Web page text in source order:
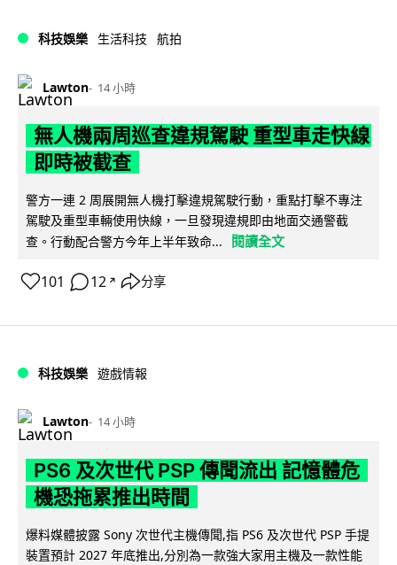
科技娛樂 生活科技 航拍
Lawton 14 小時
無人機兩周巡查違規駕駛 重型車走快線
即時被截查
警方一連 2 周展開無人機打擊違規駕駛行動，重點打擊不專注
駕駛及重型車輛使用快線，一旦發現違規即由地面交通警截
查。行動配合警方今年上半年致命...
閱讀全文
101 12 ↗ 分享
科技娛樂 遊戲情報
Lawton 14 小時
PS6 及次世代 PSP 傳聞流出 記憶體危
機恐拖累推出時間
爆料媒體披露 Sony 次世代主機傳聞,指 PS6 及次世代 PSP 手提
裝置預計 2027 年底推出,分別為一款強大家用主機及一款性能